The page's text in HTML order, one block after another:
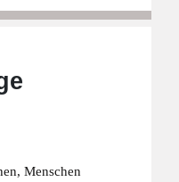
Menschen